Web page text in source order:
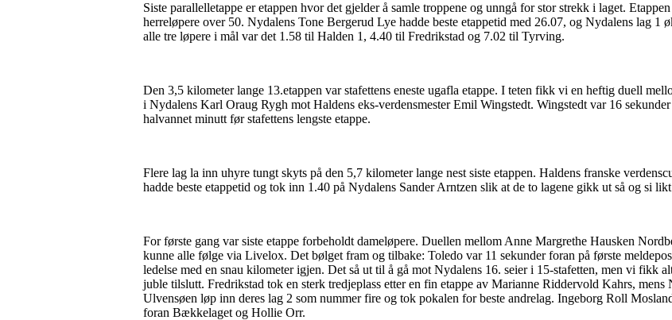
Siste parallelletappe er etappen hvor det gjelder å samle troppene og unngå for stor strekk i laget.
herreløpere over 50. Nydalens Tone Bergerud Lye hadde beste etappetid med 26.07, og Nydalens lag 1
alle tre løpere i mål var det 1.58 til Halden 1, 4.40 til Fredrikstad og 7.02 til Tyrving.
Den 3,5 kilometer lange 13.etappen var stafettens eneste ugafla etappe. I teten fikk vi en heftig duell
i Nydalens Karl Oraug Rygh mot Haldens eks-verdensmester Emil Wingstedt. Wingstedt var 16
halvannet minutt før stafettens lengste etappe.
Flere lag la inn uhyre tungt skyts på den 5,7 kilometer lange nest siste etappen. Haldens franske
hadde beste etappetid og tok inn 1.40 på Nydalens Sander Arntzen slik at de to lagene gikk ut så og si likt
For første gang var siste etappe forbeholdt dameløpere. Duellen mellom Anne Margrethe Hausken
kunne alle følge via Livelox. Det bølget fram og tilbake: Toledo var 11 sekunder foran på første
ledelse med en snau kilometer igjen. Det så ut til å gå mot Nydalens 16. seier i 15-stafetten, men vi fikk
juble tilslutt. Fredrikstad tok en sterk tredjeplass etter en fin etappe av Marianne Riddervold Kahrs,
Ulvensøen løp inn deres lag 2 som nummer fire og tok pokalen for beste andrelag. Ingeborg Roll
foran Bækkelaget og Hollie Orr.